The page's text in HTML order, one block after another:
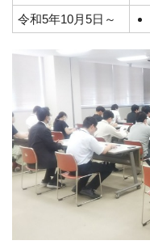
令和5年10月5日～